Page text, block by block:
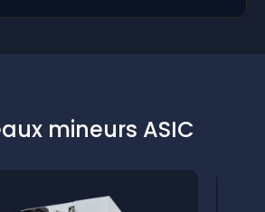
mineurs ASIC